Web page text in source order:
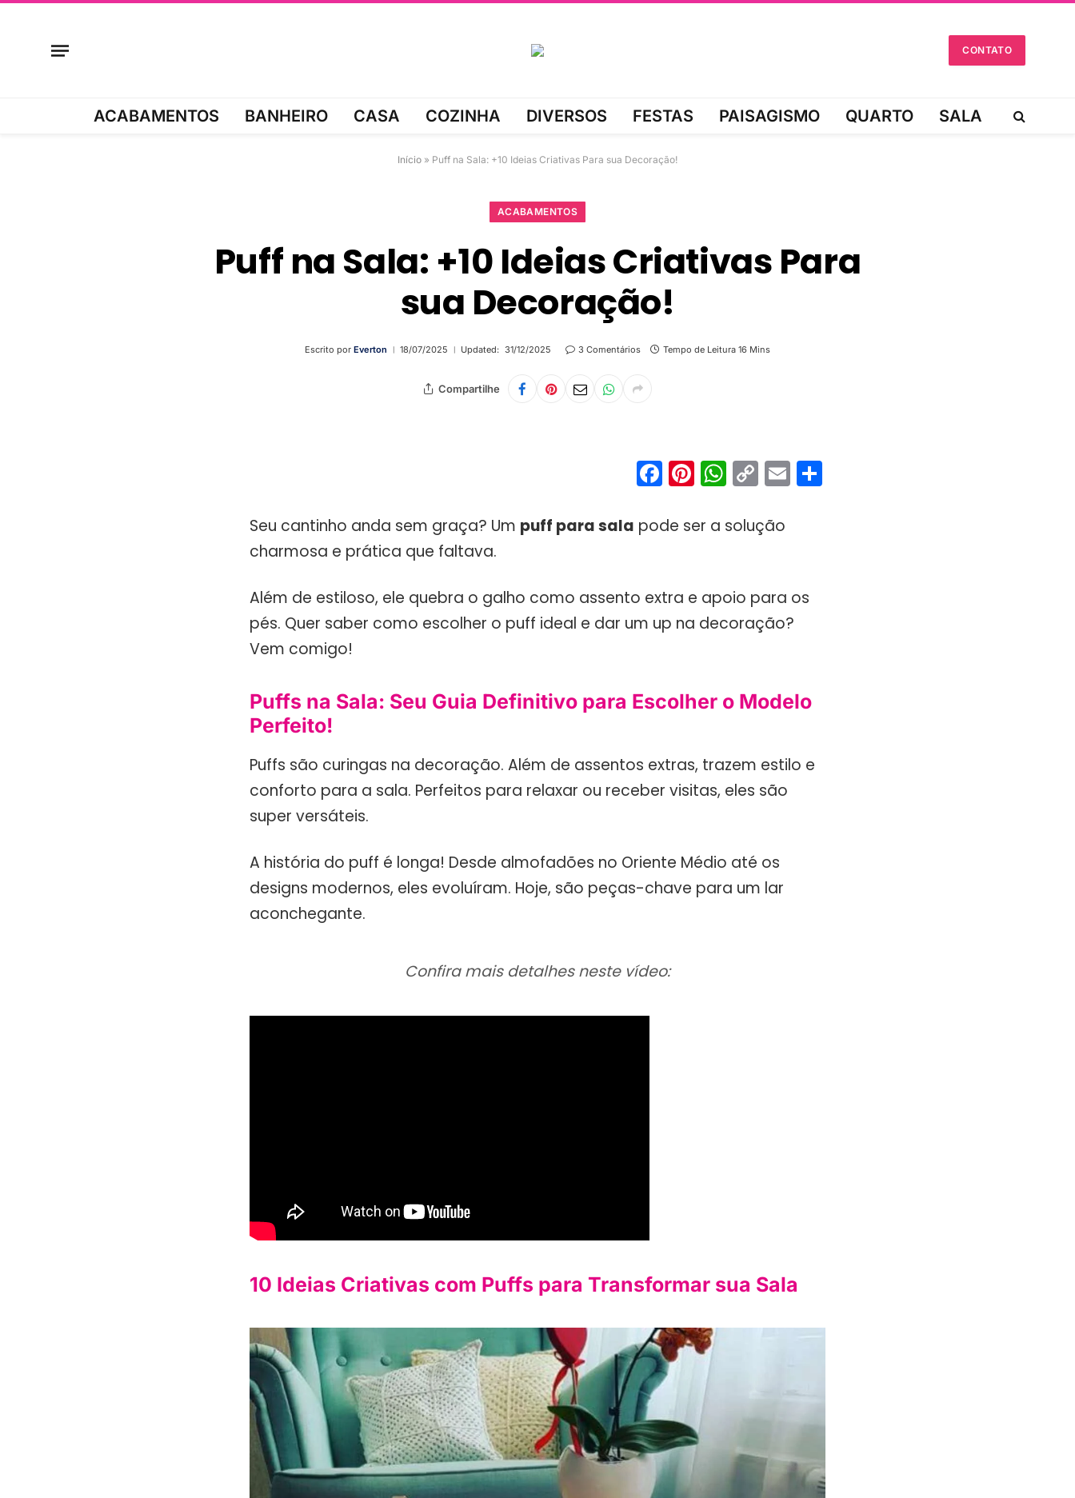
CONTATO
ACABAMENTOS BANHEIRO CASA COZINHA DIVERSOS FESTAS PAISAGISMO QUARTO SALA
Início » Puff na Sala: +10 Ideias Criativas Para sua Decoração!
ACABAMENTOS
Puff na Sala: +10 Ideias Criativas Para
sua Decoração!
Escrito por Everton 18/07/2025 Updated: 31/12/2025 3 Comentários Tempo de Leitura 16 Mins
Compartilhe
Facebook
Pinterest
WhatsApp
Copy
Link
Email
Seu cantinho anda sem graça? Um puff para sala pode ser a solução
charmosa e prática que faltava.
Além de estiloso, ele quebra o galho como assento extra e apoio para os
pés. Quer saber como escolher o puff ideal e dar um up na decoração?
Vem comigo!
Puffs na Sala: Seu Guia Definitivo para Escolher o Modelo
Perfeito!
Puffs são curingas na decoração. Além de assentos extras, trazem estilo e
conforto para a sala. Perfeitos para relaxar ou receber visitas, eles são
super versáteis.
A história do puff é longa! Desde almofadões no Oriente Médio até os
designs modernos, eles evoluíram. Hoje, são peças-chave para um lar
aconchegante.
Confira mais detalhes neste vídeo:
10 Ideias Criativas com Puffs para Transformar sua Sala